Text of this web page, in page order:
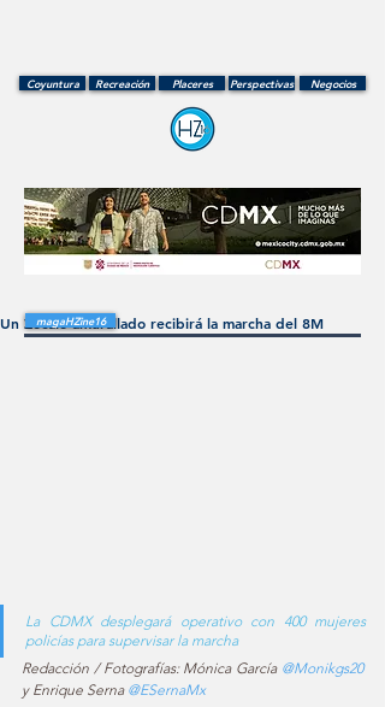
Coyuntura Recreación Placeres Negocios
Perspectivas
Un Zócalo amurallado recibirá la marcha del 8M
La CDMX desplegará operativo con 400 mujeres
policías para supervisar la marcha
Redacción / Fotografías: Mónica García @Monikgs20
y Enrique Serna @ESernaMx
magaHZine16